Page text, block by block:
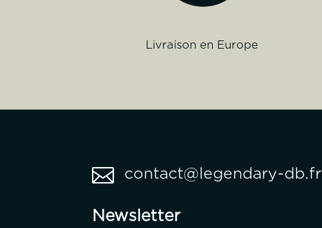
Livraison en Europe
 contact@legendary-db.fr
Newsletter